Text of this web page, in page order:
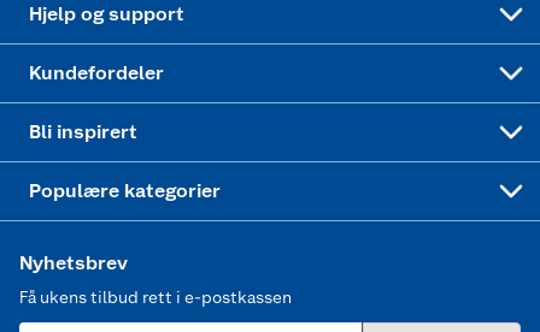
Hjelp og support
Kundefordeler
Bli inspirert
Populære kategorier
Nyhetsbrev
Få ukens tilbud rett i e-postkassen